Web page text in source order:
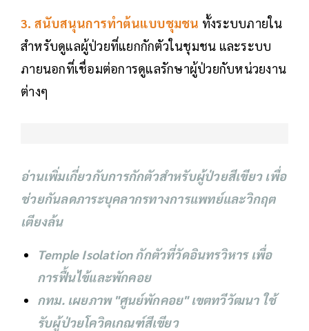
3. สนับสนุนการทำต้นแบบชุมชน ทั้งระบบภายใน
สำหรับดูแลผู้ป่วยที่แยกกักตัวในชุมชน และระบบ
ภายนอกที่เชื่อมต่อการดูแลรักษาผู้ป่วยกับหน่วยงาน
ต่างๆ
อ่านเพิ่มเกี่ยวกับการกักตัวสำหรับผู้ป่วยสีเขียว เพื่อ
ช่วยกันลดภาระบุคลากรทางการแพทย์และวิกฤต
เตียงล้น
Temple Isolation กักตัวที่วัดอินทรวิหาร เพื่อ
การฟื้นไข้และพักคอย
กทม. เผยภาพ "ศูนย์พักคอย" เขตทวีวัฒนา ใช้
รับผู้ป่วยโควิดเกณฑ์สีเขียว